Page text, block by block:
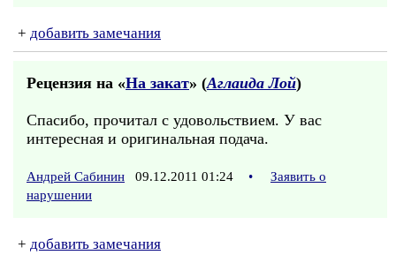
+ добавить замечания
Рецензия на «На закат» (Аглаида Лой)
Спасибо, прочитал с удовольствием. У вас
интересная и оригинальная подача.
Андрей Сабинин 09.12.2011 01:24 •
Заявить о
нарушении
+ добавить замечания